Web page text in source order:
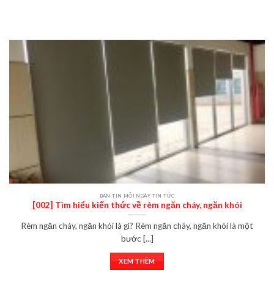
BẢN TIN MỖI NGÀY TIN TỨC
[002] Tìm hiểu kiến thức về rèm ngăn cháy, ngăn khói
Rèm ngăn cháy, ngăn khói là gì? Rèm ngăn cháy, ngăn khói là một
bước [...]
XEM THÊM